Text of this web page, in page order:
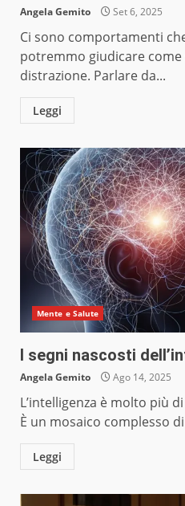
Angela Gemito Set 6, 2025
Ci sono comportamenti
potremmo giudicare come
distrazione. Parlare da...
Leggi
Mente e Salute
I segni nascosti
Angela Gemito Ago 14, 2025
L’intelligenza è molto più
È un mosaico complesso
Leggi